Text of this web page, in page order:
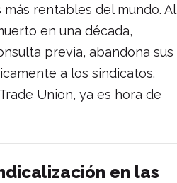
rentables del mundo. Al
en una década,
previa, abandona sus
a los sindicatos.
Union, ya es hora de
en las